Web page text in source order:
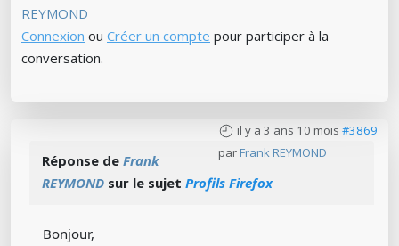
REYMOND
Connexion ou Créer un compte pour participer à la
conversation.
il y a 3 ans 10 mois #3869
par Frank REYMOND
Réponse de Frank
REYMOND sur le sujet Profils Firefox
Bonjour,